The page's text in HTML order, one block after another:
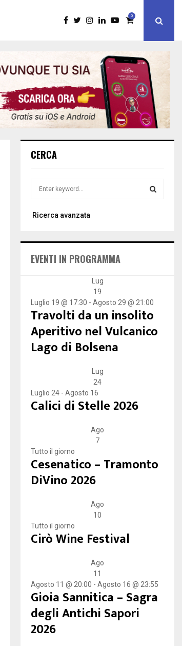
0
CERCA
r
o
H
Ricerca avanzata
EVENTI IN PROGRAMMA
Lug
19
Luglio 19 @ 17:30 - Agosto 29 @ 21:00
Travolti da un insolito
Aperitivo nel Vulcanico
Lago di Bolsena
Lug
24
Luglio 24 - Agosto 16
Calici di Stelle 2026
Ago
7
Tutto il giorno
Cesenatico – Tramonto
DiVino 2026
Ago
10
Tutto il giorno
Cirò Wine Festival
Ago
11
Agosto 11 @ 20:00 - Agosto 16 @ 23:55
Gioia Sannitica – Sagra
degli Antichi Sapori
2026